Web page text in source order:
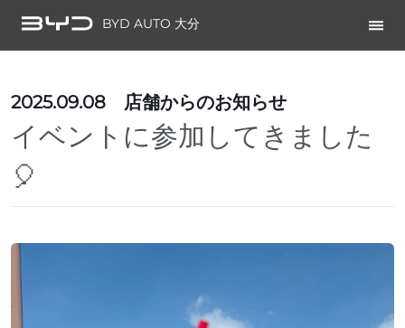
BYD AUTO 大分
2025.09.08 店舗からのお知らせ
イベントに参加してきました
🎈